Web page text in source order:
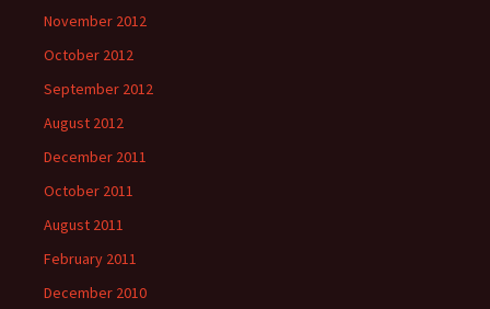
November 2012
October 2012
September 2012
August 2012
December 2011
October 2011
August 2011
February 2011
December 2010